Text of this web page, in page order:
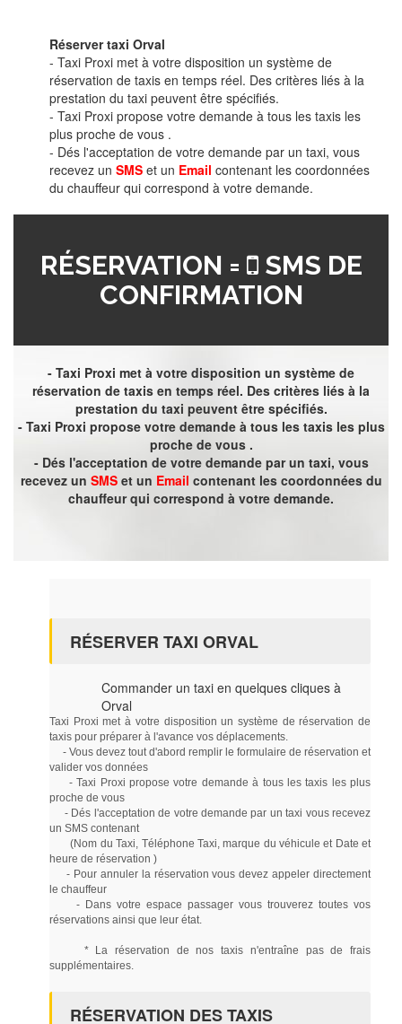
Réserver taxi Orval
- Taxi Proxi met à votre disposition un système de
réservation de taxis en temps réel. Des critères liés à la
prestation du taxi peuvent être spécifiés.
- Taxi Proxi propose votre demande à tous les taxis les
plus proche de vous .
- Dés l'acceptation de votre demande par un taxi, vous
recevez un SMS et un Email contenant les coordonnées
du chauffeur qui correspond à votre demande.
RÉSERVATION =
SMS DE
CONFIRMATION
- Taxi Proxi met à votre disposition un système de
réservation de taxis en temps réel. Des critères liés à la
prestation du taxi peuvent être spécifiés.
- Taxi Proxi propose votre demande à tous les taxis les plus
proche de vous .
- Dés l'acceptation de votre demande par un taxi, vous
recevez un SMSet un Email contenant les coordonnées du
chauffeur qui correspond à votre demande.
RÉSERVER TAXI ORVAL
Commander un taxi en quelques cliques à
Orval
Taxi Proxi met à votre disposition un système de réservation de
taxis pour préparer à l'avance vos déplacements.
- Vous devez tout d'abord remplir le formulaire de réservation et
valider vos données
- Taxi Proxi propose votre demande à tous les taxis les plus
proche de vous
- Dés l'acceptation de votre demande par un taxi vous recevez
un SMS contenant
(Nom du Taxi, Téléphone Taxi, marque du véhicule et Date et
heure de réservation )
- Pour annuler la réservation vous devez appeler directement
le chauffeur
- Dans votre espace passager vous trouverez toutes vos
réservations ainsi que leur état.
* La réservation de nos taxis n'entraîne pas de frais
supplémentaires.
RÉSERVATION DES TAXIS